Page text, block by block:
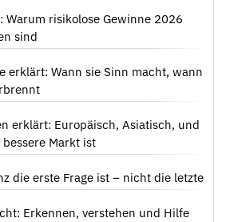
Warum risikolose Gewinne 2026
sind
erklärt: Wann sie Sinn macht, wann
erklärt: Europäisch, Asiatisch, und
Markt ist
die erste Frage ist – nicht die letzte
Erkennen, verstehen und Hilfe